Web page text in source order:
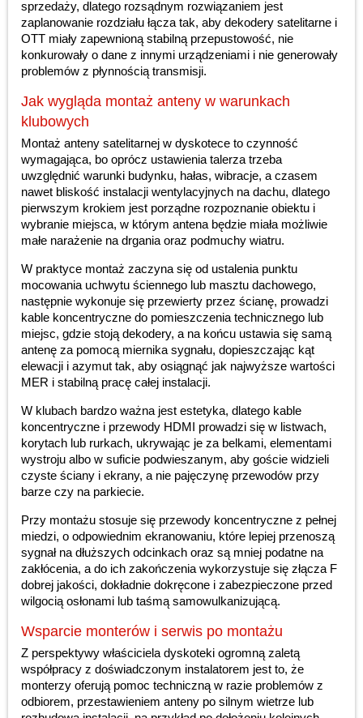
sprzedaży, dlatego rozsądnym rozwiązaniem jest
zaplanowanie rozdziału łącza tak, aby dekodery satelitarne i
OTT miały zapewnioną stabilną przepustowość, nie
konkurowały o dane z innymi urządzeniami i nie generowały
problemów z płynnością transmisji.
Jak wygląda montaż anteny w warunkach
klubowych
Montaż anteny satelitarnej w dyskotece to czynność
wymagająca, bo oprócz ustawienia talerza trzeba
uwzględnić warunki budynku, hałas, wibracje, a czasem
nawet bliskość instalacji wentylacyjnych na dachu, dlatego
pierwszym krokiem jest porządne rozpoznanie obiektu i
wybranie miejsca, w którym antena będzie miała możliwie
małe narażenie na drgania oraz podmuchy wiatru.
W praktyce montaż zaczyna się od ustalenia punktu
mocowania uchwytu ściennego lub masztu dachowego,
następnie wykonuje się przewierty przez ścianę, prowadzi
kable koncentryczne do pomieszczenia technicznego lub
miejsc, gdzie stoją dekodery, a na końcu ustawia się samą
antenę za pomocą miernika sygnału, dopieszczając kąt
elewacji i azymut tak, aby osiągnąć jak najwyższe wartości
MER i stabilną pracę całej instalacji.
W klubach bardzo ważna jest estetyka, dlatego kable
koncentryczne i przewody HDMI prowadzi się w listwach,
korytach lub rurkach, ukrywając je za belkami, elementami
wystroju albo w suficie podwieszanym, aby goście widzieli
czyste ściany i ekrany, a nie pajęczynę przewodów przy
barze czy na parkiecie.
Przy montażu stosuje się przewody koncentryczne z pełnej
miedzi, o odpowiednim ekranowaniu, które lepiej przenoszą
sygnał na dłuższych odcinkach oraz są mniej podatne na
zakłócenia, a do ich zakończenia wykorzystuje się złącza F
dobrej jakości, dokładnie dokręcone i zabezpieczone przed
wilgocią osłonami lub taśmą samowulkanizującą.
Wsparcie monterów i serwis po montażu
Z perspektywy właściciela dyskoteki ogromną zaletą
współpracy z doświadczonym instalatorem jest to, że
monterzy oferują pomoc techniczną w razie problemów z
odbiorem, przestawieniem anteny po silnym wietrze lub